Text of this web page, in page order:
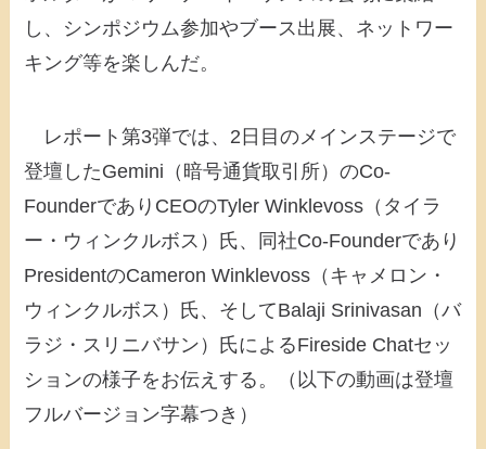
し、シンポジウム参加やブース出展、ネットワー
キング等を楽しんだ。
レポート第3弾では、2日目のメインステージで
登壇したGemini（暗号通貨取引所）のCo-
FounderでありCEOのTyler Winklevoss（タイラ
ー・ウィンクルボス）氏、同社Co-Founderであり
PresidentのCameron Winklevoss（キャメロン・
ウィンクルボス）氏、そしてBalaji Srinivasan（バ
ラジ・スリニバサン）氏によるFireside Chatセッ
ションの様子をお伝えする。（以下の動画は登壇
フルバージョン字幕つき）